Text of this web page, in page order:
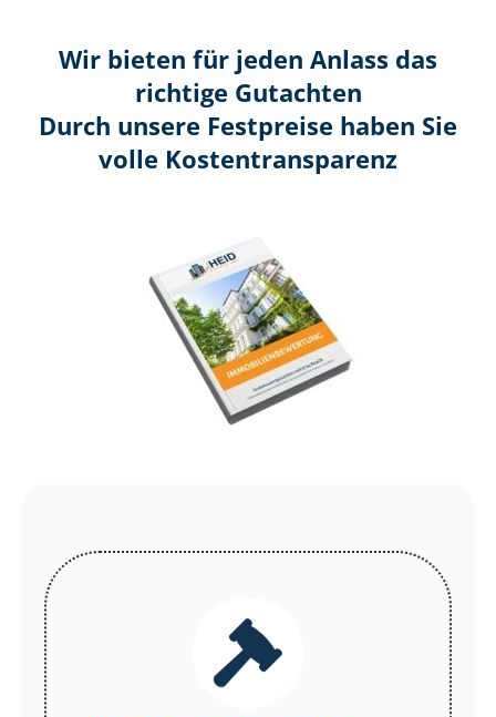
Wir bieten für jeden Anlass das
richtige Gutachten
Durch unsere Festpreise haben Sie
volle Kosten­transparenz